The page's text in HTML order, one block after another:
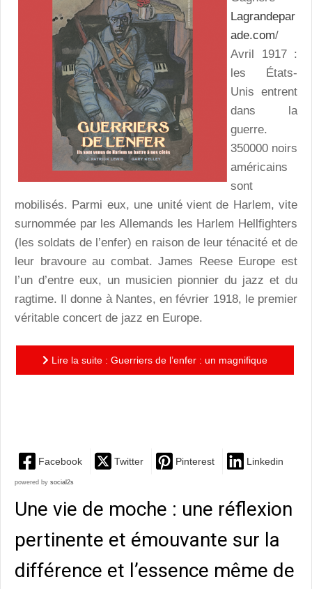
Lagrandepar
ade.com/
Avril 1917 :
les États-
Unis entrent
dans la
guerre.
350000 noirs
américains
sont
mobilisés. Parmi eux, une unité vient de Harlem, vite
surnommée par les Allemands les Harlem Hellfighters
(les soldats de l’enfer) en raison de leur ténacité et de
leur bravoure au combat. James Reese Europe est
l’un d’entre eux, un musicien pionnier du jazz et du
ragtime. Il donne à Nantes, en février 1918, le premier
véritable concert de jazz en Europe.
Lire la suite : Guerriers de l’enfer : un magnifique
Facebook Twitter Pinterest Linkedin
powered by social2s
Une vie de moche : une réflexion
pertinente et émouvante sur la
différence et l’essence même de